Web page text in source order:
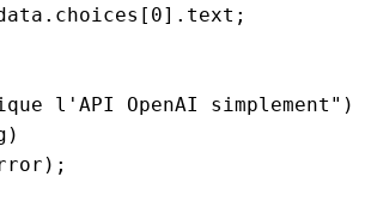
l'API OpenAI